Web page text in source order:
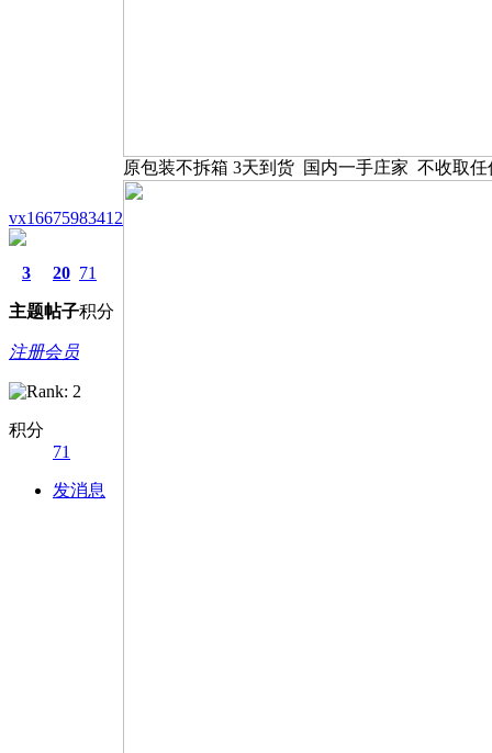
vx16675983412
3
主题
20
帖子
71
积分
注册会员
积分
71
发消息
原包装不拆箱 3天到货 国内一手庄家 不收取